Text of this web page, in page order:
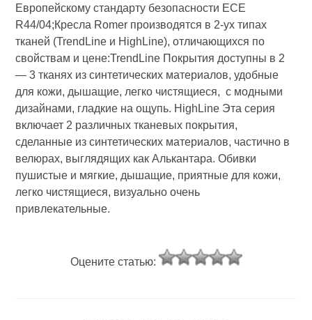
Европейскому стандарту безопасности ЕСЕ
R44/04;Кресла Romer производятся в 2-ух типах
тканей (TrendLine и HighLine), отличающихся по
свойствам и цене:TrendLine Покрытия доступны в 2
— 3 тканях из синтетических материалов, удобные
для кожи, дышащие, легко чистящиеся, с модными
дизайнами, гладкие на ощупь. HighLine Эта серия
включает 2 различных тканевых покрытия,
сделанные из синтетических материалов, частично в
велюрах, выглядящих как Алькантара. Обивки
пушистые и мягкие, дышащие, приятные для кожи,
легко чистящиеся, визуально очень
привлекательные.
Оцените статью: